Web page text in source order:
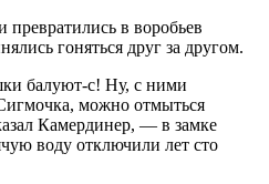
в воробьев
гоняться друг за другом.
балуют-с! Ну, с ними
можно отмыться
Камердинер, — в замке
воду отключили лет сто